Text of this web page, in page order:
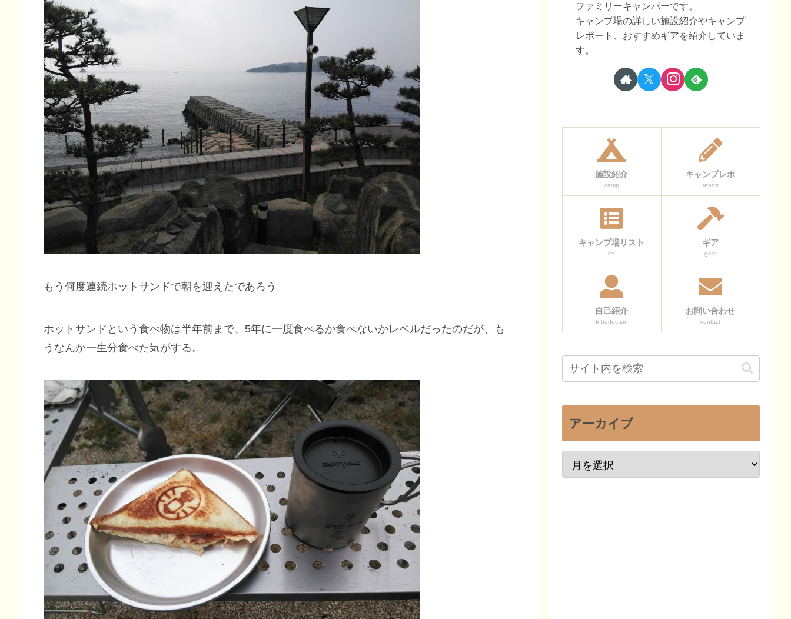
もう何度連続ホットサンドで朝を迎えたであろう。
ホットサンドという食べ物は半年前まで、5年に一度食べるか食べないかレベルだったのだが、も
うなんか一生分食べた気がする。
ファミリーキャンパーです。
キャンプ場の詳しい施設紹介やキャンプ
レポート、おすすめギアを紹介していま
す。
施設紹介
camp
キャンプレポ
report
キャンプ場リスト
list
ギア
gear
自己紹介
Introduction
お問い合わせ
contact
アーカイブ